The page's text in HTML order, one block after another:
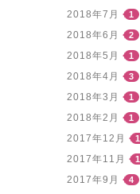
2018年7月 1
2018年6月 2
2018年5月 1
2018年4月 3
2018年3月 1
2018年2月 1
2017年12月 1
2017年11月 1
2017年9月 4